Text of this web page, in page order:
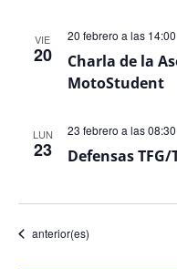
VIE
20
Charla de la
MotoStudent
20 febrero a las 14:00
LUN
23 Defensas TFG/
23 febrero a las 08:30
Eventos
anterior(es)